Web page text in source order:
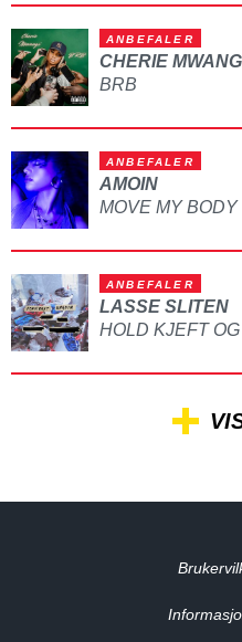
ANBEFALER
CHERIE
BRB
ANBEFALER
AMOIN
MOVE MY BODY
ANBEFALER
LASSE SLITEN